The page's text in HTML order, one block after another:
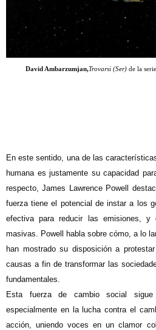
David Ambarzumjan,Trovarsi (Ser) de la serie
En este sentido, una de las
humana es justamente su capacidad
respecto, James Lawrence Powell
fuerza tiene el potencial de instar a los
efectiva para reducir las emisiones, y
masivas. Powell habla sobre cómo, a lo
han mostrado su disposición a
causas a fin de transformar las
fundamentales.
Esta fuerza de cambio social
especialmente en la lucha contra el
acción, uniendo voces en un clamor